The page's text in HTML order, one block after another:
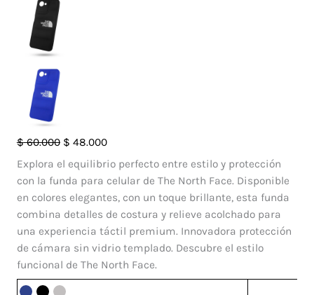
$60.000 El
precio
original
era:
$ 60.000.
$ 48.000El
precio
actual
$ 48.000.
Explora el equilibrio perfecto entre estilo y protección
con la funda para celular de The North Face. Disponible
en colores elegantes, con un toque brillante, esta funda
combina detalles de costura y relieve acolchado para
una experiencia táctil premium. Innovadora protección
de cámara sin vidrio templado. Descubre el estilo
funcional de The North Face.
Case
Pillow
TNF
Realme
C30
cantidad